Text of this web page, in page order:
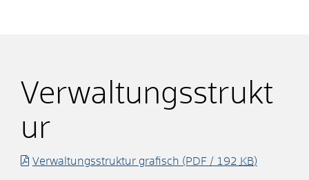
Verwaltungsstrukt
ur
Verwaltungsstruktur grafisch (PDF / 192 KB)